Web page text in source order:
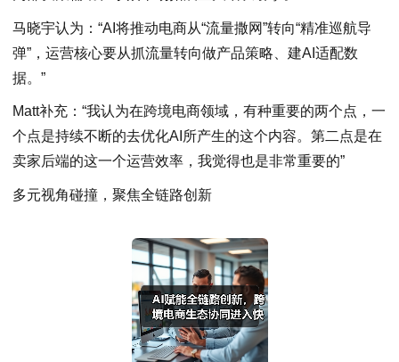
马晓宇认为：“AI将推动电商从“流量撒网”转向“精准巡航导
弹”，运营核心要从抓流量转向做产品策略、建AI适配数
据。”
Matt补充：“我认为在跨境电商领域，有种重要的两个点，一
个点是持续不断的去优化AI所产生的这个内容。第二点是在
卖家后端的这一个运营效率，我觉得也是非常重要的”
多元视角碰撞，聚焦全链路创新